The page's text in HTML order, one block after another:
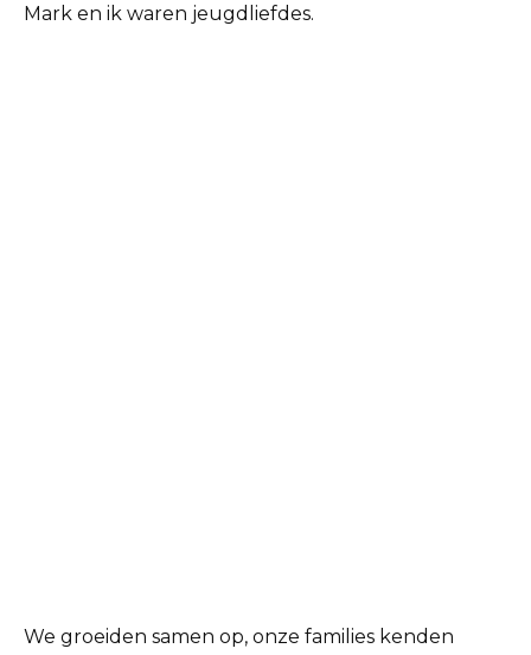
Mark en ik waren jeugdliefdes.
We groeiden samen op, onze families kenden